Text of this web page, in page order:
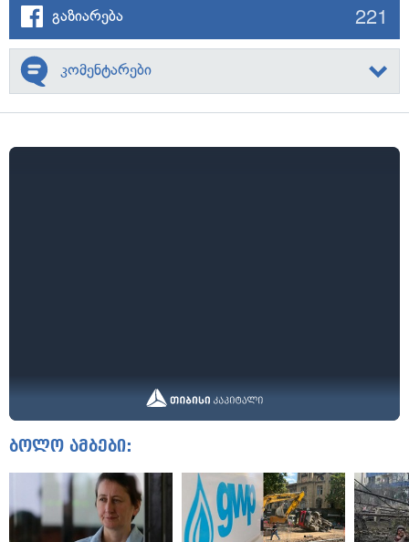
გაზიარება 221
კომენტარები
ბოლო ამბები: